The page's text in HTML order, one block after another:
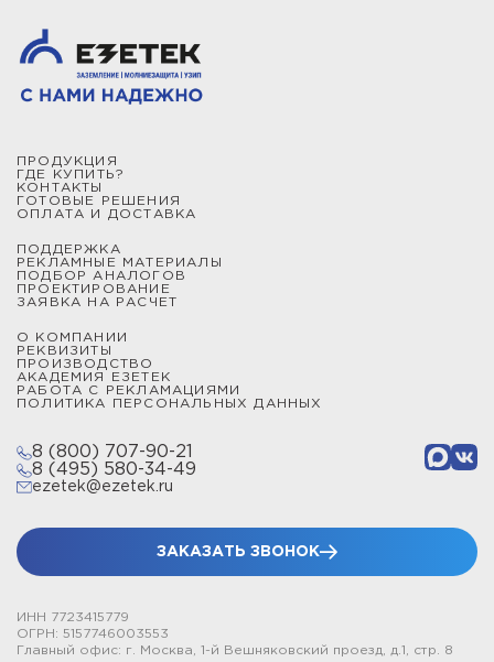
ПРОДУКЦИЯ
ГДЕ КУПИТЬ?
КОНТАКТЫ
ГОТОВЫЕ РЕШЕНИЯ
ОПЛАТА И ДОСТАВКА
ПОДДЕРЖКА
РЕКЛАМНЫЕ МАТЕРИАЛЫ
ПОДБОР АНАЛОГОВ
ПРОЕКТИРОВАНИЕ
ЗАЯВКА НА РАСЧЕТ
О КОМПАНИИ
РЕКВИЗИТЫ
ПРОИЗВОДСТВО
АКАДЕМИЯ ЕЗЕТЕК
РАБОТА С РЕКЛАМАЦИЯМИ
ПОЛИТИКА ПЕРСОНАЛЬНЫХ ДАННЫХ
8 (800) 707-90-21
8 (495) 580-34-49
ezetek@ezetek.ru
ЗАКАЗАТЬ ЗВОНОК
ИНН 7723415779
ОГРН: 5157746003553
Главный офис: г. Москва, 1-й Вешняковский проезд, д.1, стр. 8